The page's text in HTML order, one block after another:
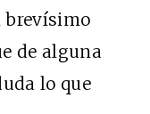
brevísimo
de alguna
lo que